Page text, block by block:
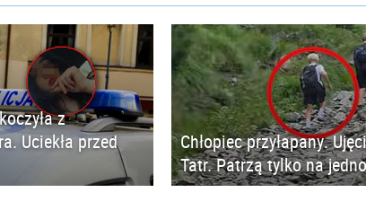
z
Uciekła przed
Chłopiec przyłapany.
Tatr. Patrzą tylko na jedno